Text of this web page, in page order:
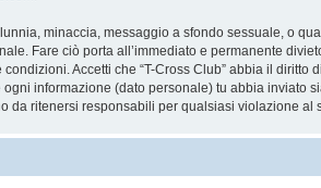
minaccia, messaggio a sfondo sessuale, o
Fare ciò porta all’immediato e permanente
Accetti che “T-Cross Club” abbia il
informazione (dato personale) tu abbia inviato
da ritenersi responsabili per qualsiasi violazione al